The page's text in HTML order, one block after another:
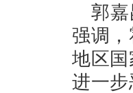
郭
强调
地区
进一